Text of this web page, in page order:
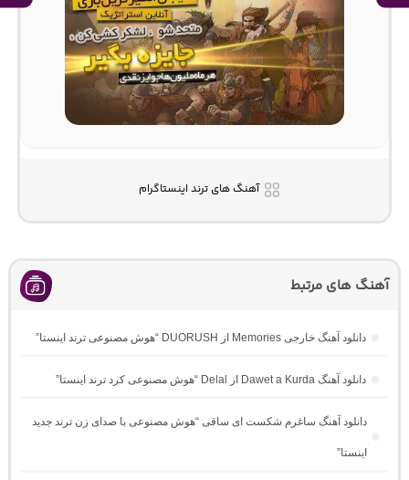
آهنگ های ترند اینستاگرام
آهنگ های مرتبط
دانلود آهنگ خارجی Memories از DUORUSH “هوش مصنوعی ترند اینستا”
دانلود آهنگ Dawet a Kurda از Delal “هوش مصنوعی کرد ترند اینستا”
دانلود آهنگ ساغرم شکست ای ساقی “هوش مصنوعی با صدای زن ترند جدید
اینستا”